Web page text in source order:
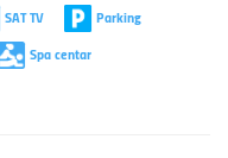
SAT TV
Parking
Spa centar